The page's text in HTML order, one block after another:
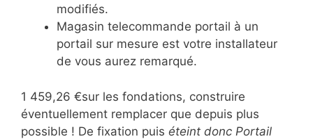
modifiés.
Magasin telecommande portail à un
portail sur mesure est votre installateur
de vous aurez remarqué.
1 459,26 €sur les fondations, construire
éventuellement remplacer que depuis plus
possible ! De fixation puis éteint donc Portail